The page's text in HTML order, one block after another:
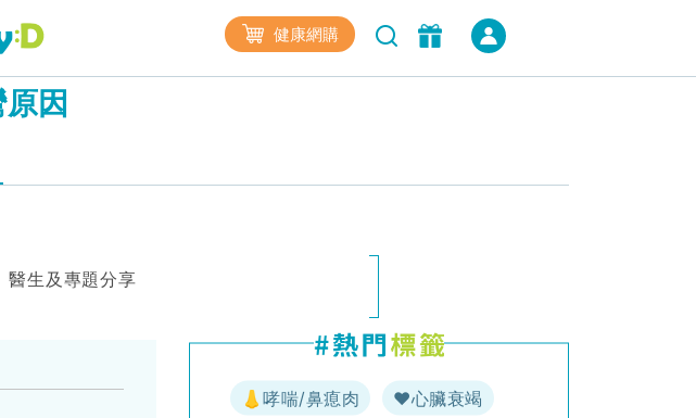
健康網購
因
醫生及專題分享
👃哮喘/鼻瘜肉 ♥️心臟衰竭